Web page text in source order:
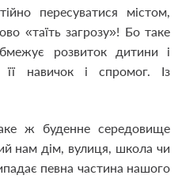
пересуватися містом,
«таїть загрозу»! Бо таке
розвиток дитини і
навичок і спромог. Із
ж буденне середовище
нам дім, вулиця, школа чи
певна частина нашого